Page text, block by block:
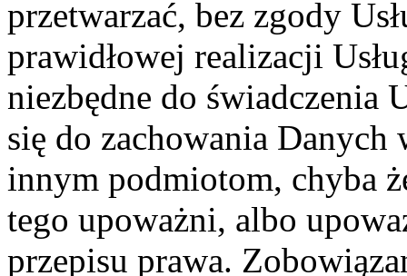
przetwarzać, bez zgody
prawidłowej realizacji
niezbędne do świadczenia
się do zachowania
innym podmiotom, chyba
tego upoważni, albo
przepisu prawa.